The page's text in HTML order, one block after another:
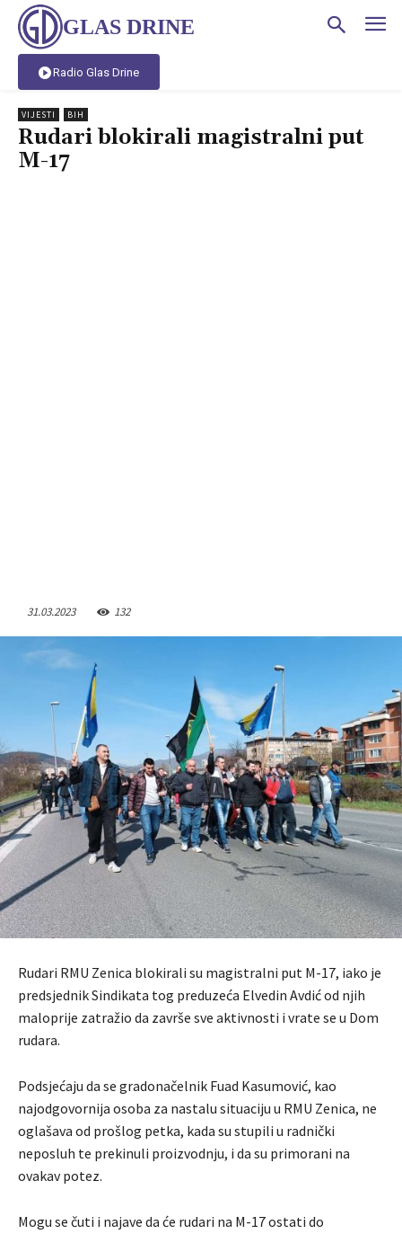
GLAS DRINE
Radio Glas Drine
VIJESTI BIH
Rudari blokirali magistralni put
M-17
31.03.2023 132
Rudari RMU Zenica blokirali su magistralni put M-17, iako je
predsjednik Sindikata tog preduzeća Elvedin Avdić od njih
maloprije zatražio da završe sve aktivnosti i vrate se u Dom
rudara.
Podsjećaju da se gradonačelnik Fuad Kasumović, kao
najodgovornija osoba za nastalu situaciju u RMU Zenica, ne
oglašava od prošlog petka, kada su stupili u radnički
neposluh te prekinuli proizvodnju, i da su primorani na
ovakav potez.
Mogu se čuti i najave da će rudari na M-17 ostati do